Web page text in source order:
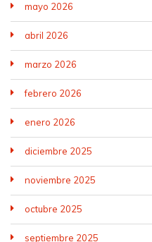
mayo 2026
abril 2026
marzo 2026
febrero 2026
enero 2026
diciembre 2025
noviembre 2025
octubre 2025
septiembre 2025